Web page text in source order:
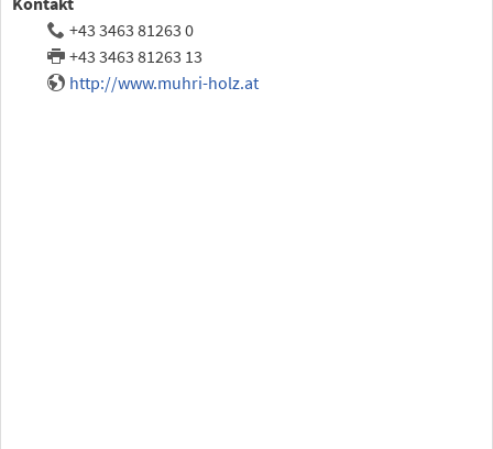
+43 3463 81263 0
+43 3463 81263 13
http://www.muhri-holz.at